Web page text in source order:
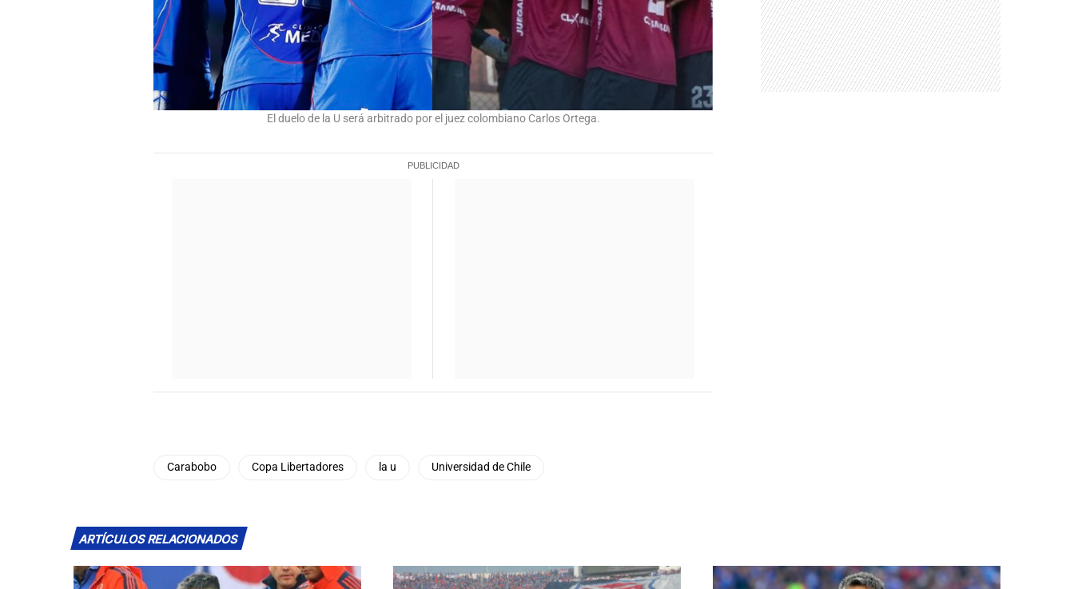
El duelo de la U será arbitrado por el juez colombiano Carlos Ortega.
Carabobo Copa Libertadores la u Universidad de Chile
ARTÍCULOS RELACIONADOS